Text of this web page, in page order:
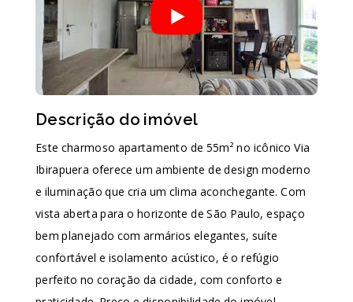
Descrição do imóvel
Este charmoso apartamento de 55m² no icônico Via
Ibirapuera oferece um ambiente de design moderno
e iluminação que cria um clima aconchegante. Com
vista aberta para o horizonte de São Paulo, espaço
bem planejado com armários elegantes, suíte
confortável e isolamento acústico, é o refúgio
perfeito no coração da cidade, com conforto e